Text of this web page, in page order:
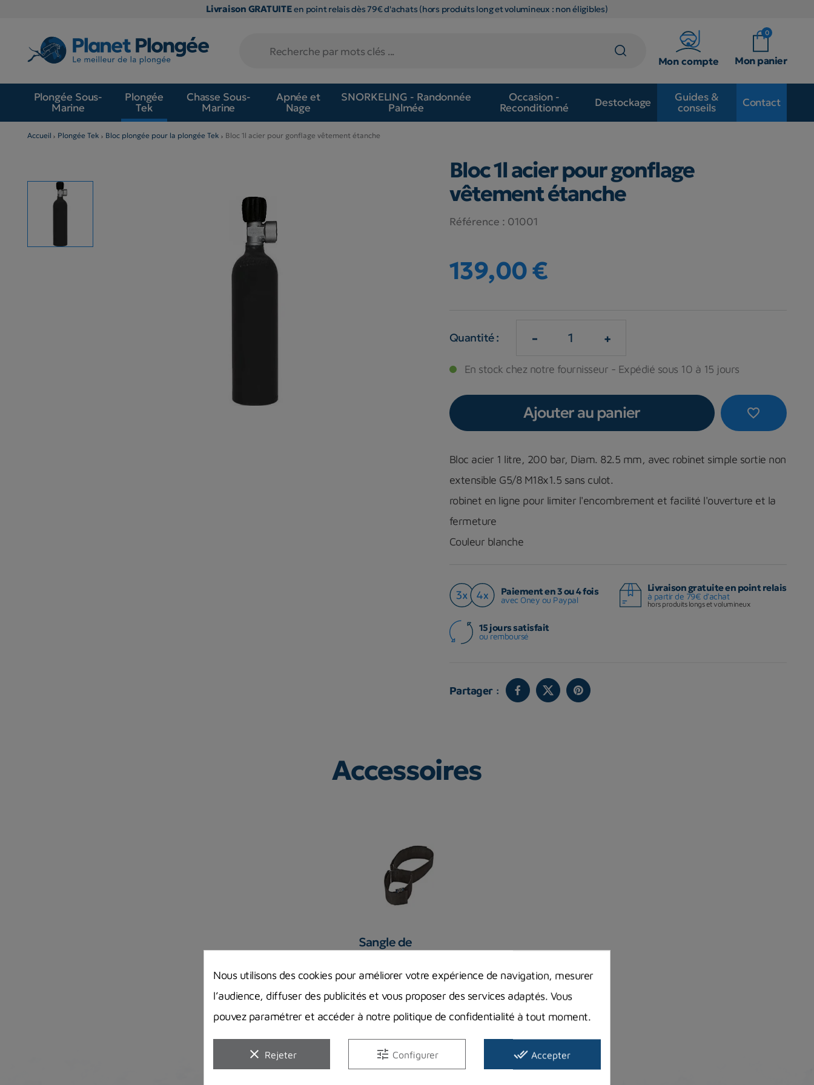
Livraison GRATUITEen point relais dès 79€ d'achats (hors produits long et volumineux : non éligibles)
Mon compte
0
Mon panier
Plongée Sous-
Marine
Plongée
Tek
Chasse Sous-
Marine
Apnée et
Nage
SNORKELING - Randonnée
Palmée
Occasion -
Reconditionné
Destockage
Guides &
conseils
Contact
Accueil Plongée Tek Bloc plongée pour la plongée Tek Bloc 1l acier pour gonflage vêtement étanche
Bloc 1l acier pour gonflage
vêtement étanche
Référence : 01001
139,00 €
Quantité : - +
En stock chez notre fournisseur - Expédié sous 10 à 15 jours
favorite_border
Ajouter au panier
Bloc acier 1 litre, 200 bar, Diam. 82.5 mm, avec robinet simple sortie non
extensible G5/8 M18x1.5 sans culot.
robinet en ligne pour limiter l'encombrement et facilité l'ouverture et la
fermeture
Couleur blanche
Paiement en 3 ou 4 fois
avec Oney ou Paypal
Livraison gratuite en point relais
à partir de 79€ d'achat
hors produits longs et volumineux
15 jours satisfait
ou remboursé
Partager :
Accessoires
Sangle de
fixation pour Bloc
combi étanche
sur bloc principal
49,90 €
Rupture de stock
Nous utilisons des cookies pour améliorer votre expérience de navigation, mesurer
l’audience, diffuser des publicités et vous proposer des services adaptés. Vous
pouvez paramétrer et accéder à notre politique de confidentialité à tout moment.
clear Rejeter tune Configurer done_all Accepter